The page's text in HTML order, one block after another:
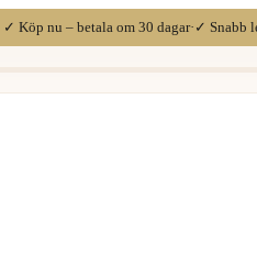
✓ Köp nu – betala om 30 dagar· ✓ Snabb